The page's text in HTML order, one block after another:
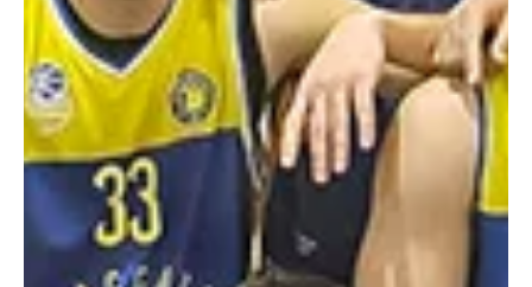
25 במאי זמן קריאה 1 דקות
ליגות נמוכות
הדר גנים מחזיקת גביע האיגוד ב'
נציגת העיר פ"ת גברה בגמר 94:70 על מ.כ. שדרות, במשחק בו הובילה
כמעט לכל אורכו. (צילום: יעל אמסילי, איגוד הכדורסל)